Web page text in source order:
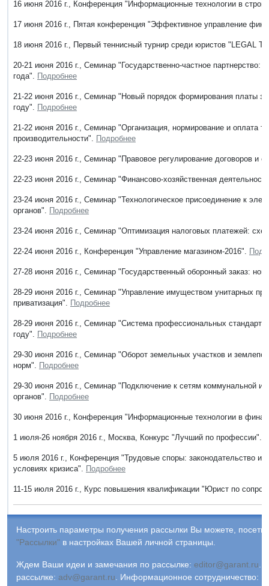
16 июня 2016 г., Конференция "Информационные технологии в
17 июня 2016 г., Пятая конференция "Эффективное управление
18 июня 2016 г., Первый теннисный турнир среди юристов "LEGAL
20-21 июня 2016 г., Семинар "Государственно-частное партнерство:
года". Подробнее
21-22 июня 2016 г., Семинар "Новый порядок формирования платы
году". Подробнее
21-22 июня 2016 г., Семинар "Организация, нормирование и оплата
производительности". Подробнее
22-23 июня 2016 г., Семинар "Правовое регулирование договоров и
22-23 июня 2016 г., Семинар "Финансово-хозяйственная
23-24 июня 2016 г., Семинар "Технологическое присоединение к
органов". Подробнее
23-24 июня 2016 г., Семинар "Оптимизация налоговых платежей:
22-24 июня 2016 г., Конференция "Управление магазином-2016".
27-28 июня 2016 г., Семинар "Государственный оборонный заказ:
28-29 июня 2016 г., Семинар "Управление имуществом унитарных
приватизация". Подробнее
28-29 июня 2016 г., Семинар "Система профессиональных
году". Подробнее
29-30 июня 2016 г., Семинар "Оборот земельных участков и
норм". Подробнее
29-30 июня 2016 г., Семинар "Подключение к сетям коммунальной
органов". Подробнее
30 июня 2016 г., Конференция "Информационные технологии в
1 июля-26 ноября 2016 г., Москва, Конкурс "Лучший по профессии".
5 июля 2016 г., Конференция "Трудовые споры: законодательство и
условиях кризиса". Подробнее
11-15 июля 2016 г., Курс повышения квалификации "Юрист по
Настроить параметры получения рассылки Вы можете,
"Рассылки" в настройках Вашей личной страницы.
Ждем Ваши идеи и замечания по рассылке: editor@garant.ru
рассылке: adv@garant.ru Информационное сотрудничество: